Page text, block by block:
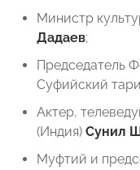
Министр
Дадаев;
Председатель
Суфийский
Актер,
(Индия) Сунил
Муфтий и